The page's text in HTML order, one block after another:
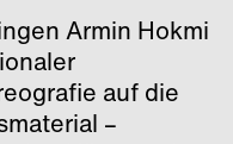
Armin Hokmi
auf die
–